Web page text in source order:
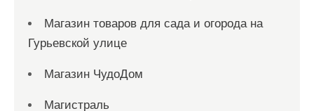
Магазин товаров для сада и огорода на
Гурьевской улице
Магазин ЧудоДом
Магистраль